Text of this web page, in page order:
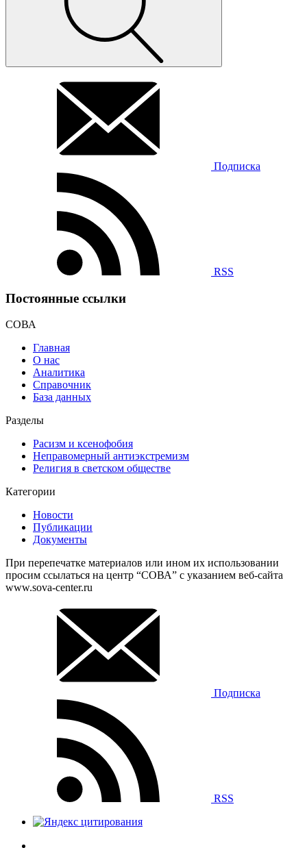
Подписка
RSS
Постоянные ссылки
СОВА
Главная
О нас
Аналитика
Справочник
База данных
Разделы
Расизм и ксенофобия
Неправомерный антиэкстремизм
Религия в светском обществе
Категории
Новости
Публикации
Документы
При перепечатке материалов или ином их использовании
просим ссылаться на центр “СОВА” с указанием веб-сайта
www.sova-center.ru
Подписка
RSS